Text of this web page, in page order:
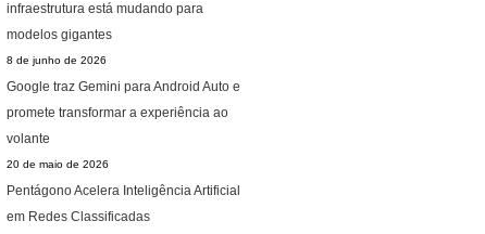
infraestrutura está mudando para
modelos gigantes
8 de junho de 2026
Google traz Gemini para Android Auto e
promete transformar a experiência ao
volante
20 de maio de 2026
Pentágono Acelera Inteligência Artificial
em Redes Classificadas